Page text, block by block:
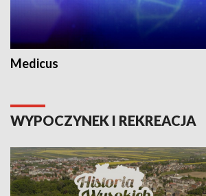
Medicus
WYPOCZYNEK I REKREACJA